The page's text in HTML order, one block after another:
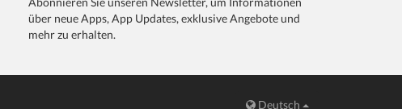
über neue Apps, App Updates, exklusive Angebote und
mehr zu erhalten.
Deutsch